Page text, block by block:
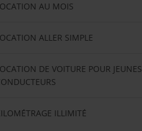
AU MOIS
ALLER SIMPLE
DE VOITURE POUR JEUNES
ILLIMITÉ